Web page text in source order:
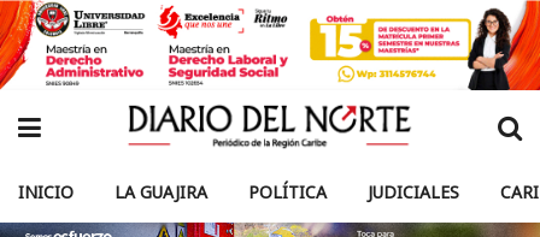
INICIO LA GUAJIRA POLÍTICA JUDICIALES